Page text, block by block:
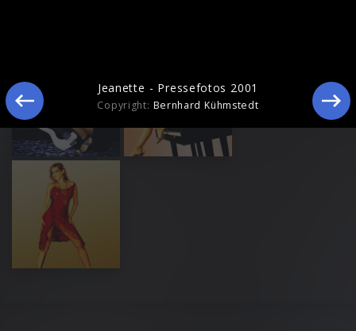
Jeanette - Pressefotos 2001
Copyright: Bernhard Kühmstedt